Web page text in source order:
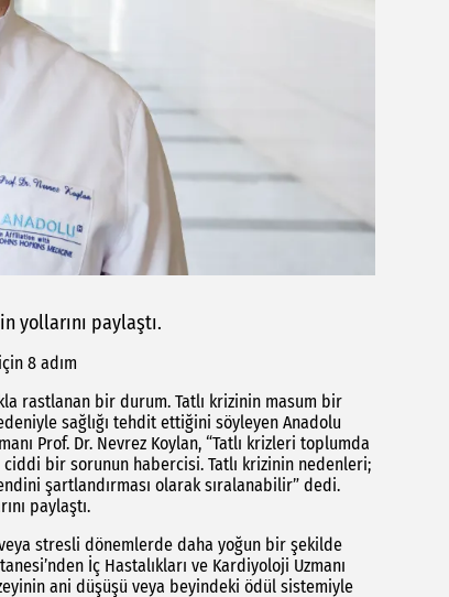
yollarını paylaştı.
8 adım
rastlanan bir durum. Tatlı krizinin masum bir
sağlığı tehdit ettiğini söyleyen Anadolu
Prof. Dr. Nevrez Koylan, “Tatlı krizleri toplumda
bir sorunun habercisi. Tatlı krizinin nedenleri;
şartlandırması olarak sıralanabilir” dedi.
paylaştı.
stresli dönemlerde daha yoğun bir şekilde
İç Hastalıkları ve Kardiyoloji Uzmanı
ani düşüşü veya beyindeki ödül sistemiyle